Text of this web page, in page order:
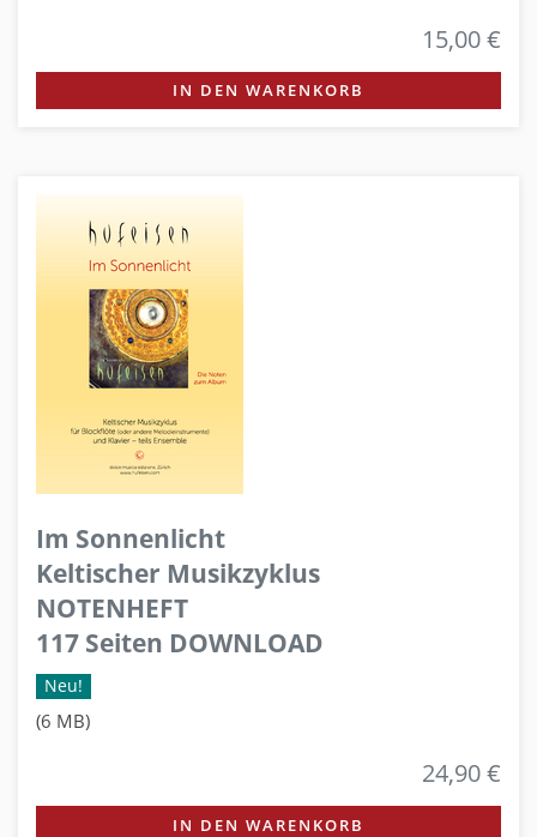
15,00 €
IN DEN WARENKORB
Im Sonnenlicht
Keltischer Musikzyklus
NOTENHEFT
117 Seiten DOWNLOAD
Neu!
(6 MB)
24,90 €
IN DEN WARENKORB